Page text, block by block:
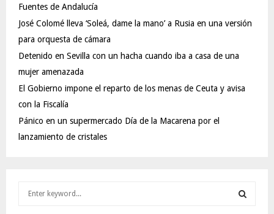
Fuentes de Andalucía
José Colomé lleva ‘Soleá, dame la mano’ a Rusia en una versión
para orquesta de cámara
Detenido en Sevilla con un hacha cuando iba a casa de una
mujer amenazada
El Gobierno impone el reparto de los menas de Ceuta y avisa
con la Fiscalía
Pánico en un supermercado Día de la Macarena por el
lanzamiento de cristales